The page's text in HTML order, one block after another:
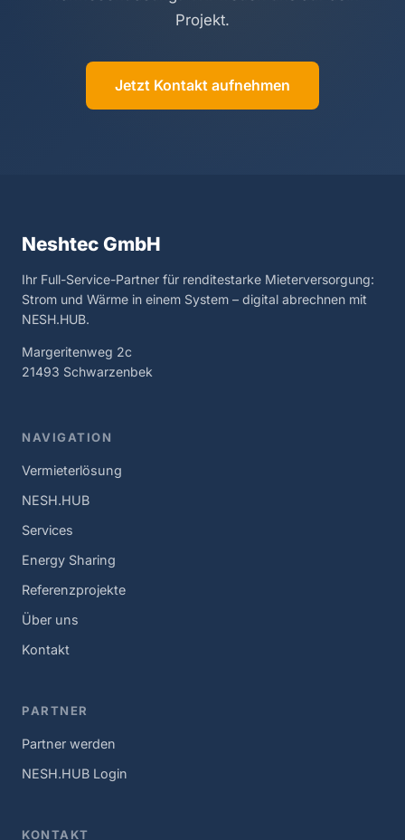
Projekt.
Jetzt Kontakt aufnehmen
Neshtec GmbH
Ihr Full-Service-Partner für renditestarke Mieterversorgung:
Strom und Wärme in einem System – digital abrechnen mit
NESH.HUB.
Margeritenweg 2c
21493 Schwarzenbek
NAVIGATION
Vermieterlösung
NESH.HUB
Services
Energy Sharing
Referenzprojekte
Über uns
Kontakt
PARTNER
Partner werden
NESH.HUB Login
KONTAKT